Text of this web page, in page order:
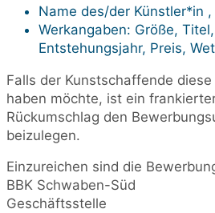
Name des/der Künstler*in ,
Werkangaben: Größe,
Entstehungsjahr, Preis,
Falls der Kunstschaffende
haben möchte, ist ein
Rückumschlag den
beizulegen.
Einzureichen sind die
BBK Schwaben-Süd
Geschäftsstelle